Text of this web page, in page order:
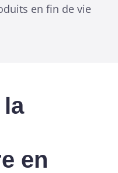
en fin de vie
en